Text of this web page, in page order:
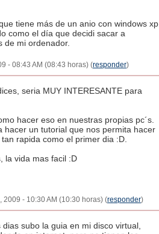
tiene más de un anio con windows xp
como el día que decidi sacar a
de mi ordenador.
- 08:43 AM (08:43 horas) (responder)
seria MUY INTERESANTE para
hacer eso en nuestras propias pc´s.
hacer un tutorial que nos permita hacer
rapida como el primer dia :D.
la vida mas facil :D
2009 - 10:30 AM (10:30 horas) (responder)
subo la guia en mi disco virtual,